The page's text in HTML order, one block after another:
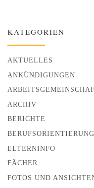
KATEGORIEN
AKTUELLES
ANKÜNDIGUNGEN
ARCHIV
BERICHTE
BERUFSORIENTIERUNG
ELTERNINFO
FÄCHER
FOTOS UND